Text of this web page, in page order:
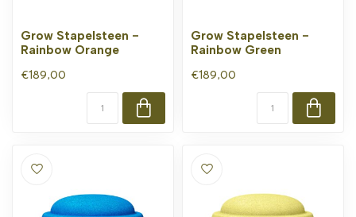
Grow Stapelsteen -
Rainbow Orange
€189,00
Grow Stapelsteen -
Rainbow Green
€189,00